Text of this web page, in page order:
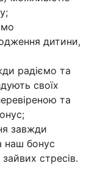
дитини,
радіємо та
своїх
та
завжди
наш бонус
стресів.